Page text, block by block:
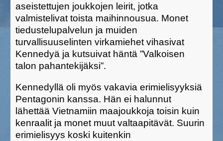
aseistettujen joukkojen leirit, jotka
valmistelivat toista maihinnousua. Monet
tiedustelupalvelun ja muiden
turvallisuuselinten virkamiehet vihasivat
Kennedyä ja kutsuivat häntä ”Valkoisen
talon pahantekijäksi”.
Kennedyllä oli myös vakavia erimielisyyksiä
Pentagonin kanssa. Hän ei halunnut
lähettää Vietnamiin maajoukkoja toisin kuin
kenraalit ja monet muut valtaapitävät. Suurin
erimielisyys koski kuitenkin